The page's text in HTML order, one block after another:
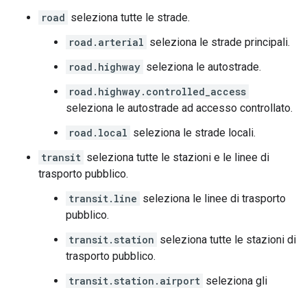
road seleziona tutte le strade.
road.arterial seleziona le strade principali.
road.highway seleziona le autostrade.
road.highway.controlled_access
seleziona le autostrade ad accesso controllato.
road.local seleziona le strade locali.
transit seleziona tutte le stazioni e le linee di
trasporto pubblico.
transit.line seleziona le linee di trasporto
pubblico.
transit.station seleziona tutte le stazioni di
trasporto pubblico.
transit.station.airport seleziona gli